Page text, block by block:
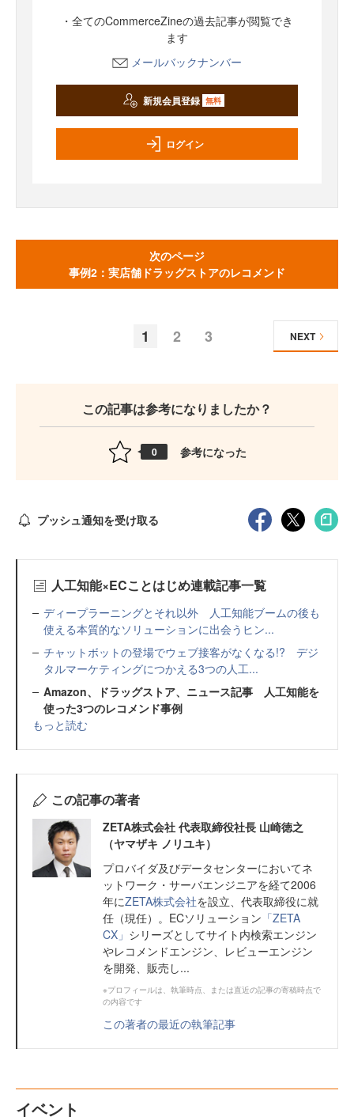
・全てのCommerceZineの過去記事が閲覧でき
ます
メールバックナンバー
新規会員登録 無料
ログイン
次のページ
事例2：実店舗ドラッグストアのレコメンド
1 2 3 NEXT
この記事は参考になりましたか？
0 参考になった
プッシュ通知を受け取る
人工知能×ECことはじめ連載記事一覧
ディープラーニングとそれ以外 人工知能ブームの後も
使える本質的なソリューションに出会うヒン...
チャットボットの登場でウェブ接客がなくなる!? デジ
タルマーケティングにつかえる3つの人工...
Amazon、ドラッグストア、ニュース記事 人工知能を
使った3つのレコメンド事例
もっと読む
この記事の著者
ZETA株式会社 代表取締役社長 山崎徳之
（ヤマザキ ノリユキ）
プロバイダ及びデータセンターにおいてネ
ットワーク・サーバエンジニアを経て2006
年にZETA株式会社を設立、代表取締役に就
任（現任）。ECソリューション 「ZETA
CX」 シリーズとしてサイト内検索エンジン
やレコメンドエンジン、レビューエンジン
を開発、販売し...
※プロフィールは、執筆時点、または直近の記事の寄稿時点で
の内容です
この著者の最近の執筆記事
イベント